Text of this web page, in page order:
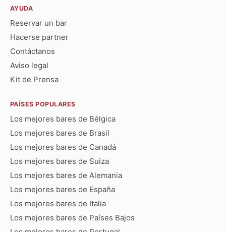
AYUDA
Reservar un bar
Hacerse partner
Contáctanos
Aviso legal
Kit de Prensa
PAÍSES POPULARES
Los mejores bares de Bélgica
Los mejores bares de Brasil
Los mejores bares de Canadá
Los mejores bares de Suiza
Los mejores bares de Alemania
Los mejores bares de España
Los mejores bares de Italia
Los mejores bares de Países Bajos